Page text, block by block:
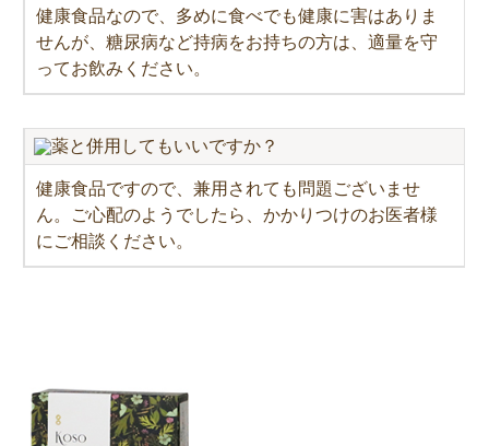
健康食品なので、多めに食べでも健康に害はありま
せんが、糖尿病など持病をお持ちの方は、適量を守
ってお飲みください。
薬と併用してもいいですか？
健康食品ですので、兼用されても問題ございませ
ん。ご心配のようでしたら、かかりつけのお医者様
にご相談ください。